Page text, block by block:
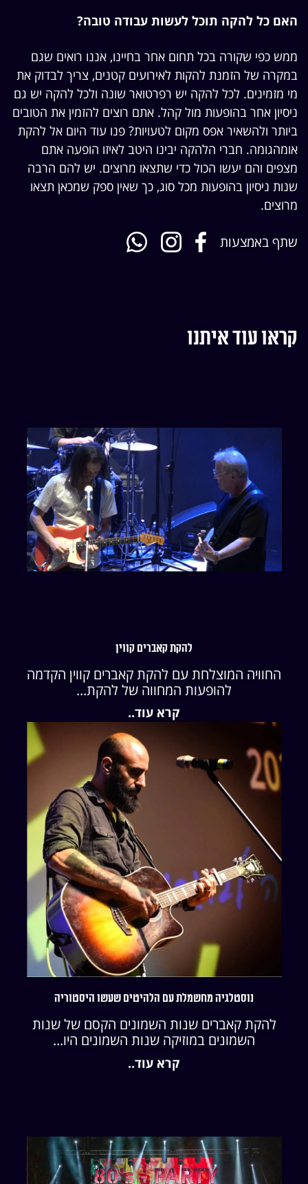
האם כל להקה תוכל לעשות עבודה טובה?
ממש כפי שקורה בכל תחום אחר בחיינו, אננו רואים שגם
במקרה של הזמנת להקות לאירועים קטנים, צריך לבדוק את
מי מזמינים. לכל להקה יש רפרטואר שונה ולכל להקה יש גם
ניסיון אחר בהופעות מול קהל. אתם רוצים להזמין את הטובים
ביותר ולהשאיר אפס מקום לטעויות? פנו עוד היום אל להקת
אומהגומה. חברי הלהקה יבינו היטב לאיזו הופעה אתם
מצפים והם יעשו הכול כדי שתצאו מרוצים. יש להם הרבה
שנות ניסיון בהופעות מכל סוג, כך שאין ספק שמכאן תצאו
מרוצים.
שתף באמצעות
קראו עוד איתנו
להקת קאברים קווין
החוויה המוצלחת עם להקת קאברים קווין הקדמה
להופעות המחווה של להקת...
קרא עוד..
נוסטלגיה מחשמלת עם הלהיטים שעשו היסטוריה
להקת קאברים שנות השמונים הקסם של שנות
השמונים במוזיקה שנות השמונים היו...
קרא עוד..